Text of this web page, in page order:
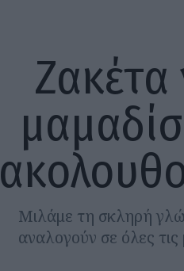
Ζακέτα
Μιλάμε τη σκληρή
αναλογούν σε όλες